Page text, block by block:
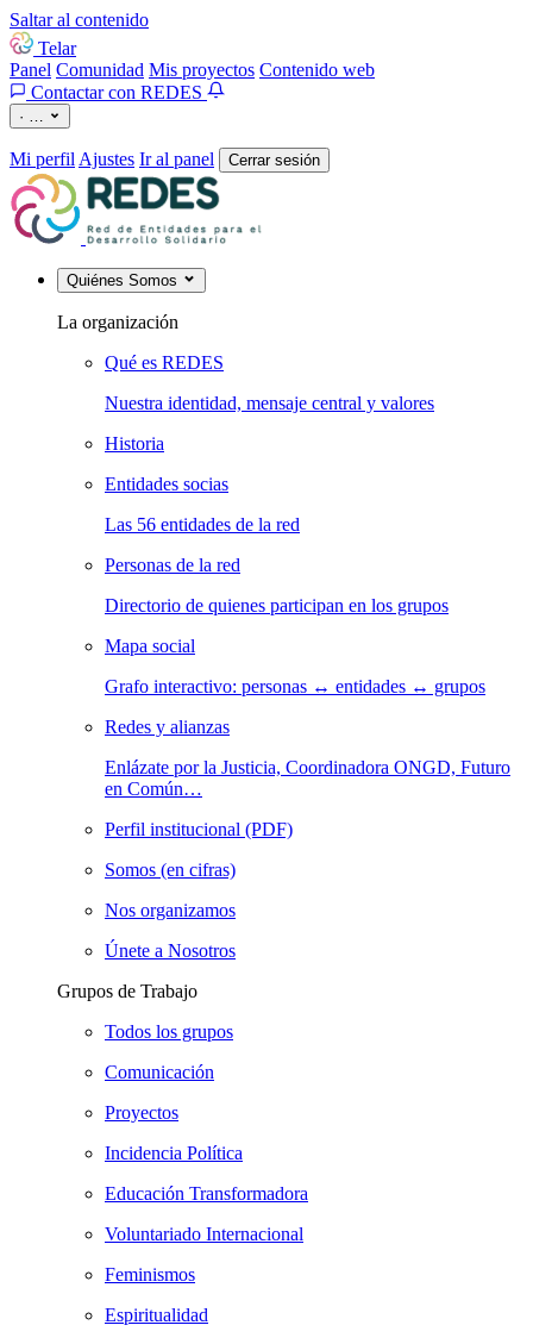
Saltar al contenido
Telar
Panel Comunidad Mis proyectos Contenido web
Contactar con REDES
· …
Mi perfil Ajustes Ir al panel Cerrar sesión
Quiénes Somos
La organización
Qué es REDES
Nuestra identidad, mensaje central y valores
Historia
Entidades socias
Las 56 entidades de la red
Personas de la red
Directorio de quienes participan en los grupos
Mapa social
Grafo interactivo: personas ↔ entidades ↔ grupos
Redes y alianzas
Enlázate por la Justicia, Coordinadora ONGD, Futuro
en Común…
Perfil institucional (PDF)
Somos (en cifras)
Nos organizamos
Únete a Nosotros
Grupos de Trabajo
Todos los grupos
Comunicación
Proyectos
Incidencia Política
Educación Transformadora
Voluntariado Internacional
Feminismos
Espiritualidad